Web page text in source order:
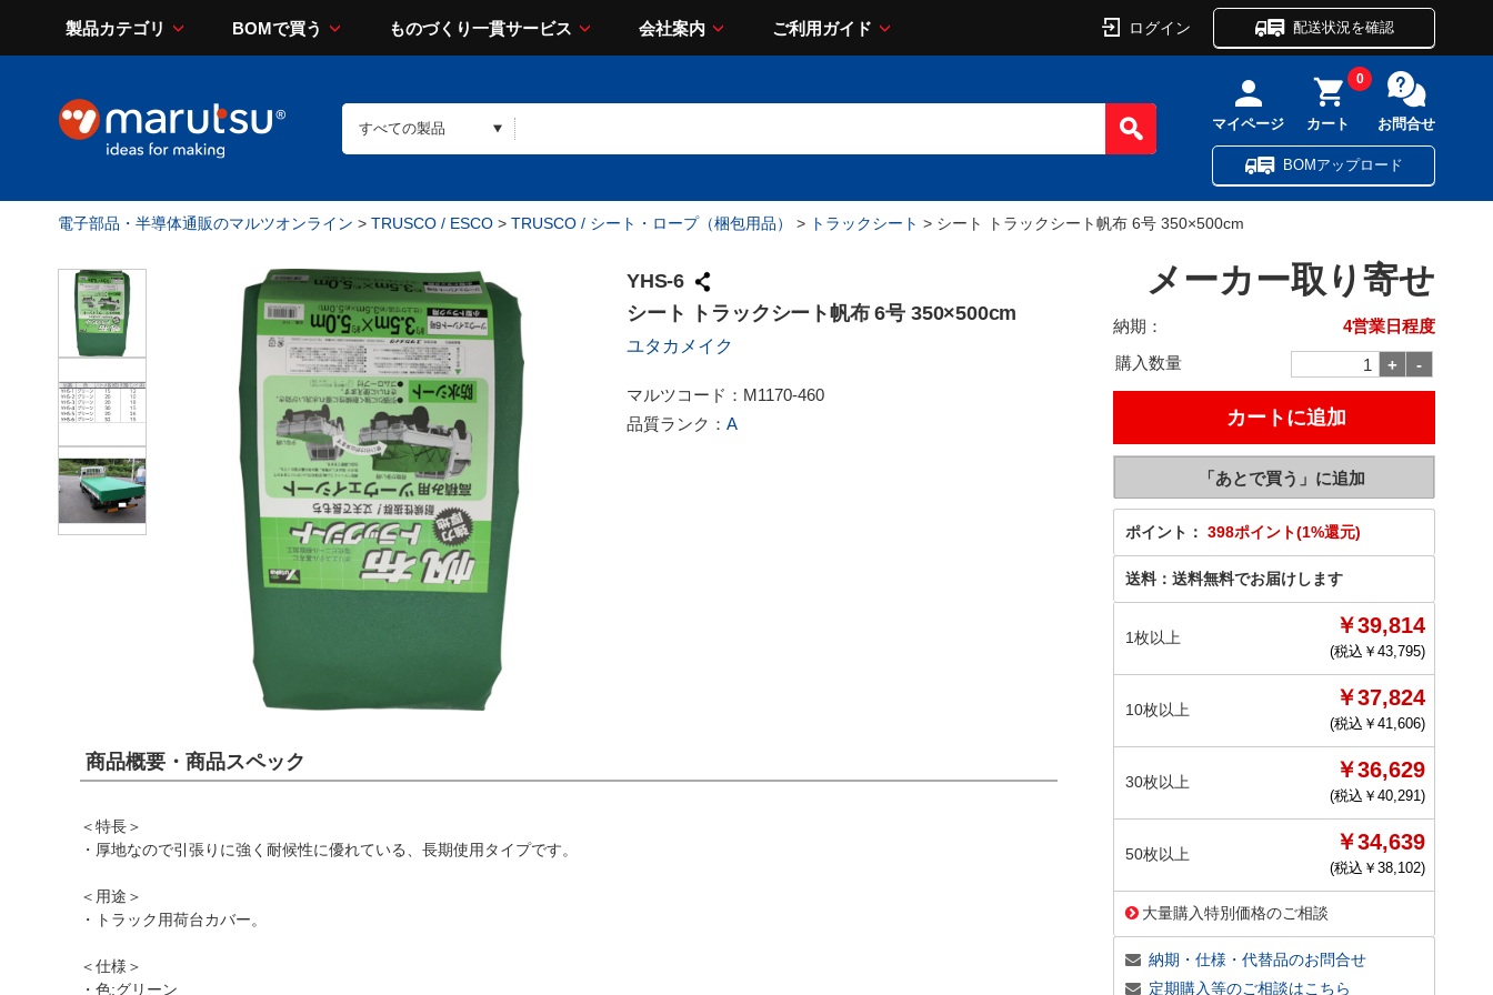
製品カテゴリ BOMで買う ものづくり一貫サービス 会社案内 ご利用ガイド ログイン 配送状況を確認
マイページ カート
0
お問合せ
BOMアップロード
電子部品・半導体通販のマルツオンライン > TRUSCO / ESCO > TRUSCO / シート・ロープ（梱包用品） > トラックシート > シート トラックシート帆布 6号 350×500cm
YHS-6
シート トラックシート帆布 6号 350×500cm
ユタカメイク
マルツコード： M1170-460
品質ランク： A
メーカー取り寄せ
納期：
4営業日程度
購入数量
ポイント： 398ポイント(1%還元)
送料： 送料無料でお届けします
1枚以上 ￥39,814
(税込￥ 43,795)
10枚以上 ￥37,824
(税込￥ 41,606)
30枚以上 ￥36,629
(税込￥ 40,291)
50枚以上 ￥34,639
(税込￥ 38,102)
大量購入特別価格のご相談
納期・仕様・代替品のお問合せ
定期購入等のご相談はこちら
商品概要・商品スペック
＜特長＞
・厚地なので引張りに強く耐候性に優れている、長期使用タイプです。
＜用途＞
・トラック用荷台カバー。
＜仕様＞
・色:グリーン